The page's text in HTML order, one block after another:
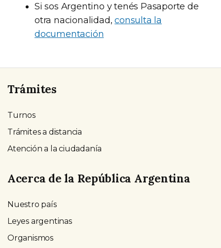
Si sos Argentino y tenés Pasaporte de
otra nacionalidad,consulta la
documentación
Trámites
Turnos
Trámites a distancia
Atención a la ciudadanía
Acerca de la República Argentina
Nuestro país
Leyes argentinas
Organismos